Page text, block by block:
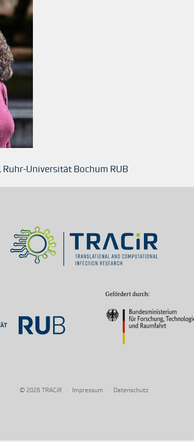
Ruhr-Universität Bochum RUB
© 2026 TRACiR · Impressum · Datenschutz